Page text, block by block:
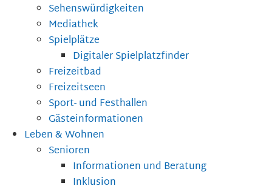
Sehenswürdigkeiten
Mediathek
Spielplätze
Digitaler Spielplatzfinder
Freizeitbad
Freizeitseen
Sport- und Festhallen
Gästeinformationen
Leben & Wohnen
Senioren
Informationen und Beratung